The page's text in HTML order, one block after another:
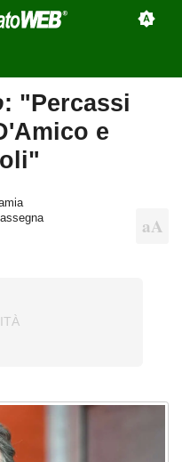
: "Percassi
e